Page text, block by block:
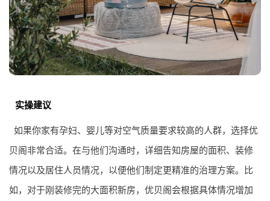
实操建议
如果你家有孕妇、婴儿等对空气质量要求较高的人群，选择优
贝阁非常合适。在与他们沟通时，详细告知房屋的面积、装修
情况以及居住人员情况，以便他们制定更精准的治理方案。比
如，对于刚装修完的大面积新房，优贝阁会根据具体情况增加